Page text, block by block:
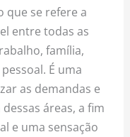
s
t
que se refere a
entre todas as
família,
É uma
as demandas e
áreas, a fim
e uma sensação